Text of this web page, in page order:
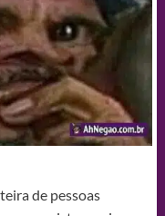
de pessoas